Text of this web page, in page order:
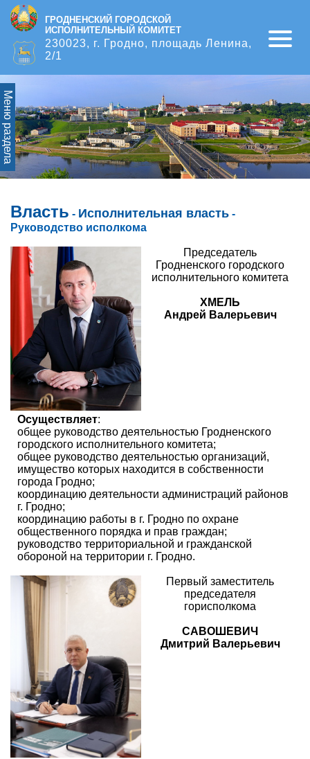
ГРОДНЕНСКИЙ ГОРОДСКОЙ
ИСПОЛНИТЕЛЬНЫЙ КОМИТЕТ
230023, г. Гродно, площадь Ленина,
2/1
Open
Меню раздела
Власть - Исполнительная власть -
Руководство исполкома
Председатель
Гродненского городского
исполнительного комитета
ХМЕЛЬ
Андрей Валерьевич
Осуществляет:
общее руководство деятельностью Гродненского
городского исполнительного комитета;
общее руководство деятельностью организаций,
имущество которых находится в собственности
города Гродно;
координацию деятельности администраций районов
г. Гродно;
координацию работы в г. Гродно по охране
общественного порядка и прав граждан;
руководство территориальной и гражданской
обороной на территории г. Гродно.
Первый заместитель
председателя
горисполкома
САВОШЕВИЧ
Дмитрий Валерьевич